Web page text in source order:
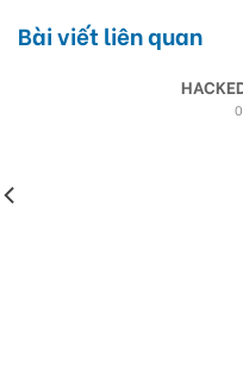
Bài viết liên quan